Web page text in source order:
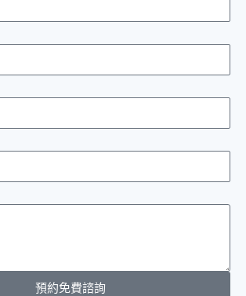
預約免費諮詢